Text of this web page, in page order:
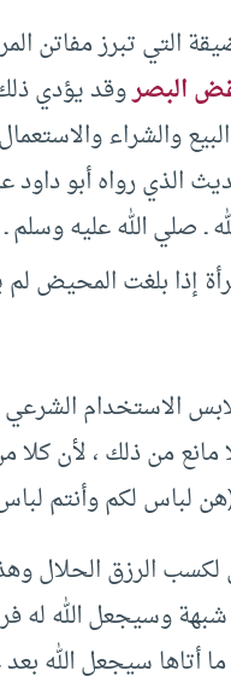
التي تبرز مفاتن
البصروقد يؤدي
والشراء
الذي رواه أبو داود
صلي الله عليه وسلم
إذا بلغت المحيض
الاستخدام
مانع من ذلك ، لأن
لباس لكم وأنتم
الرزق الحلال
وسيجعل الله له
ما أتاها سيجعل الله